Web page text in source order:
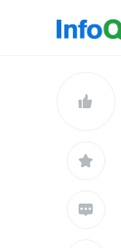
前端


